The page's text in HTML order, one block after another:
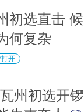
初选直击 候
何复杂
开
州初选开锣